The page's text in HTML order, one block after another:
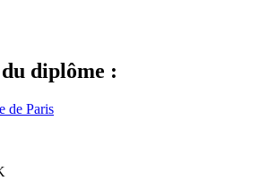
diplôme :
de Paris